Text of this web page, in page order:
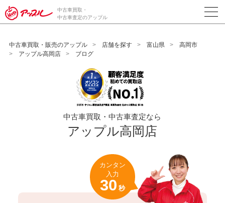
/*ABテスト_新規査定フォームの為のCVボタン*/
中古車買取・
中古車査定のアップル
中古車買取・販売のアップル 店舗を探す 富山県
高岡市
アップル高岡店
ブログ
中古車買取・中古車査定なら
アップル高岡店
カンタン
入力
30 秒